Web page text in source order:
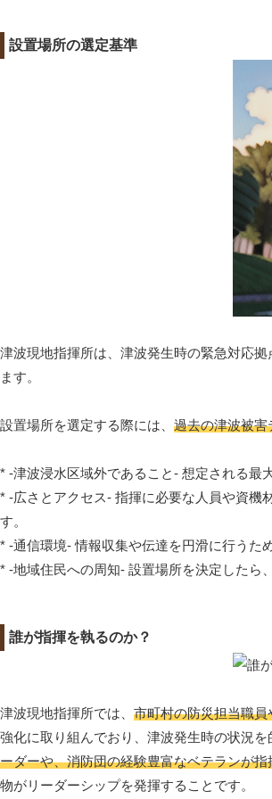
設置場所の選定基準
津波現地指揮所は、津波発生時の緊急対応
ます。
設置場所を選定する際には、 過去の津波被
* -津波浸水区域外であること- 想定される最
* -広さとアクセス- 指揮に必要な人員や資機
す。
* -通信環境- 情報収集や伝達を円滑に行うた
* -地域住民への周知- 設置場所を決定したら
誰が指揮を執るのか？
津波現地指揮所では、 市町村の防災担当職
強化に取り組んでおり、津波発生時の状況
ーダーや、消防団の経験豊富なベテランが
物がリーダーシップを発揮することです。